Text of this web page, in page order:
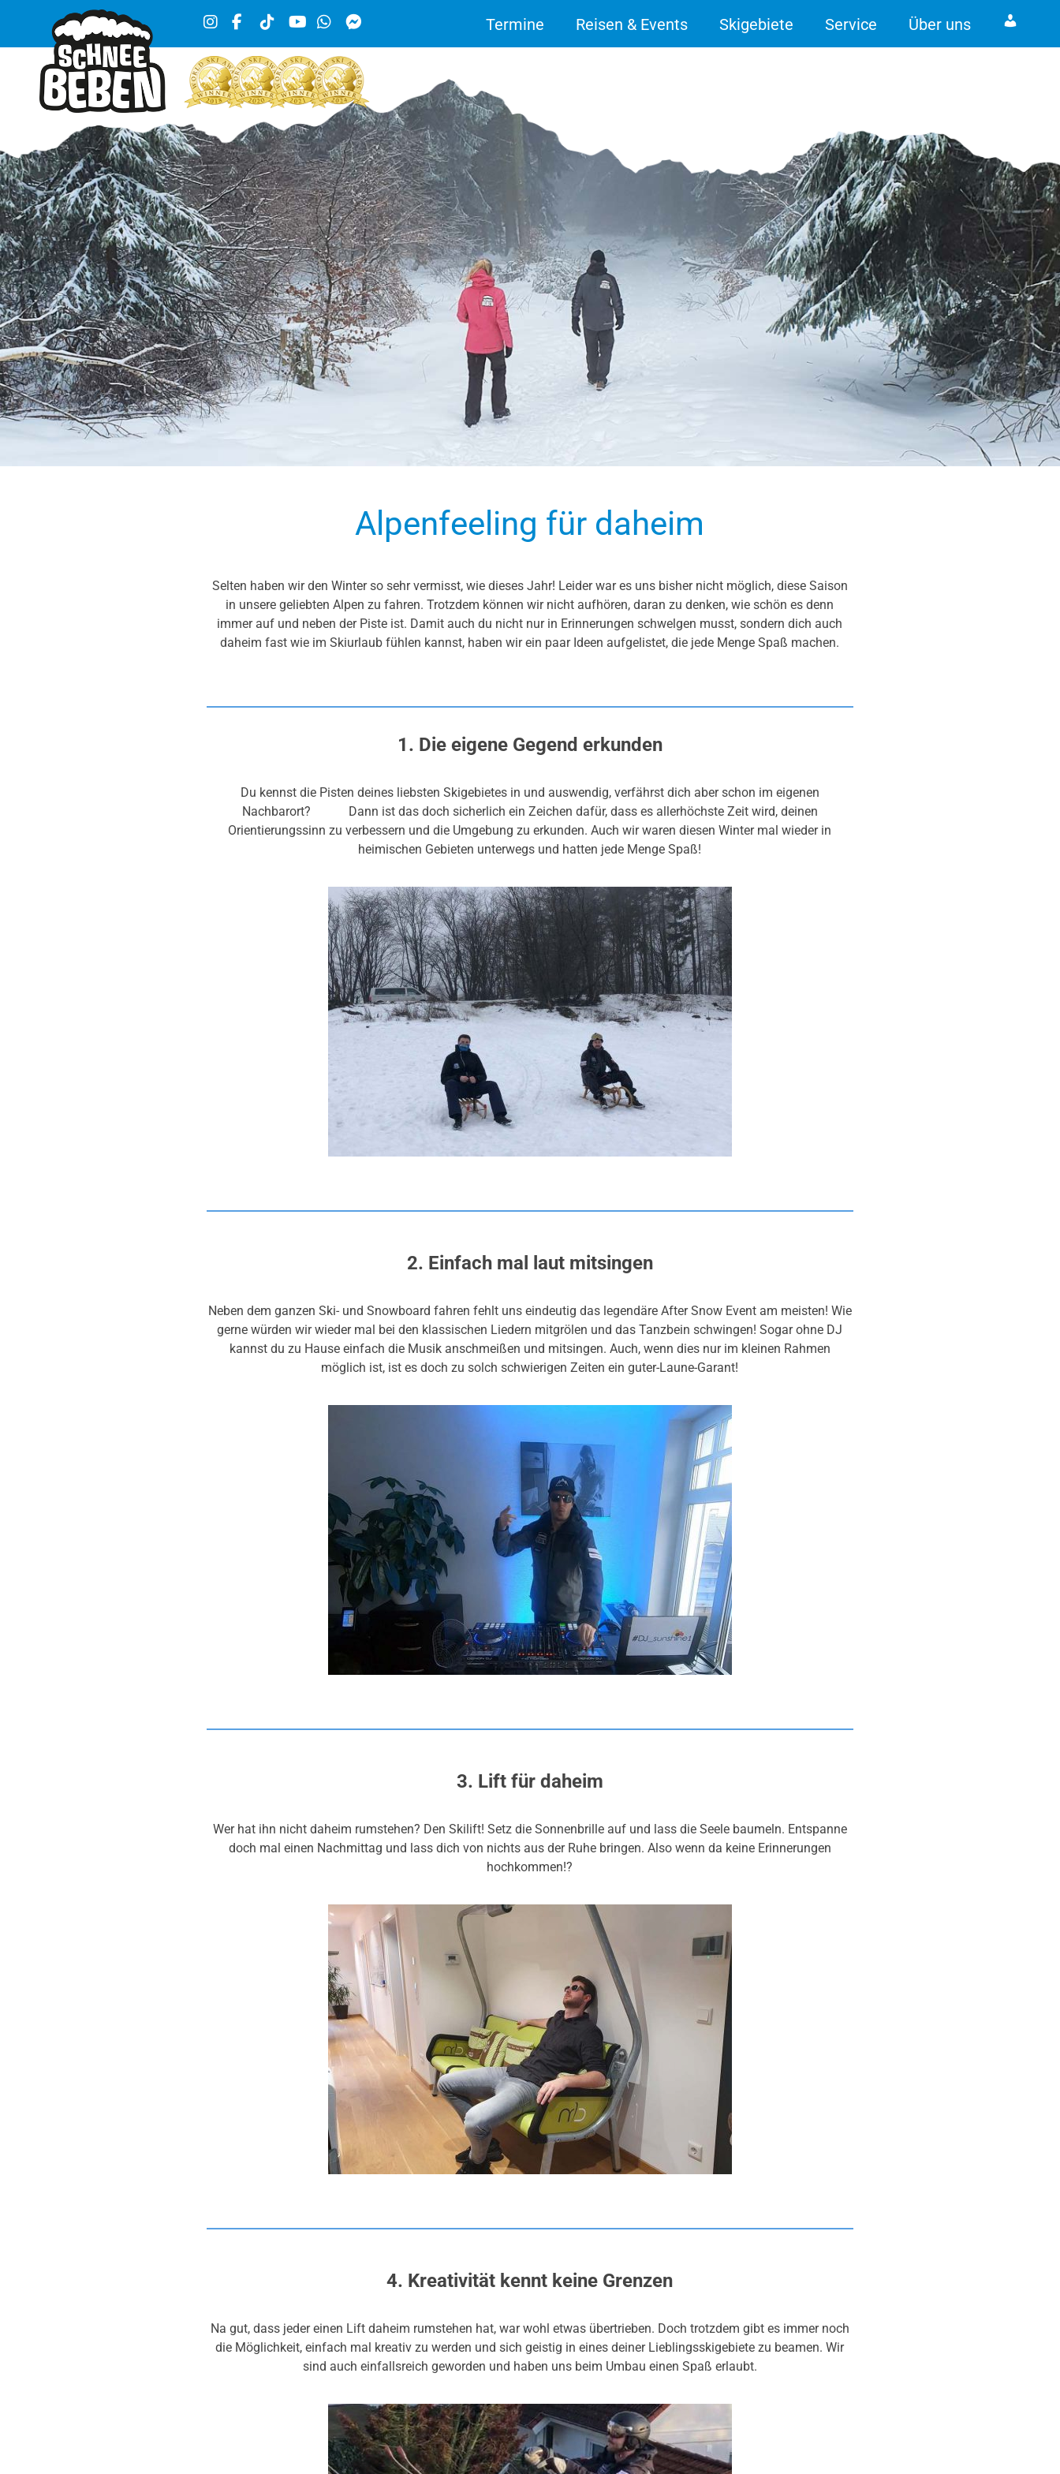
Termine Reisen & Events Skigebiete Service Über uns
Alpenfeeling für daheim
Selten haben wir den Winter so sehr vermisst, wie dieses Jahr! Leider war es uns bisher nicht möglich, diese Saison
in unsere geliebten Alpen zu fahren. Trotzdem können wir nicht aufhören, daran zu denken, wie schön es denn
immer auf und neben der Piste ist. Damit auch du nicht nur in Erinnerungen schwelgen musst, sondern dich auch
daheim fast wie im Skiurlaub fühlen kannst, haben wir ein paar Ideen aufgelistet, die jede Menge Spaß machen.
1. Die eigene Gegend erkunden
Du kennst die Pisten deines liebsten Skigebietes in und auswendig, verfährst dich aber schon im eigenen
Nachbarort? Dann ist das doch sicherlich ein Zeichen dafür, dass es allerhöchste Zeit wird, deinen
Orientierungssinn zu verbessern und die Umgebung zu erkunden. Auch wir waren diesen Winter mal wieder in
heimischen Gebieten unterwegs und hatten jede Menge Spaß!
2. Einfach mal laut mitsingen
Neben dem ganzen Ski- und Snowboard fahren fehlt uns eindeutig das legendäre After Snow Event am meisten! Wie
gerne würden wir wieder mal bei den klassischen Liedern mitgrölen und das Tanzbein schwingen! Sogar ohne DJ
kannst du zu Hause einfach die Musik anschmeißen und mitsingen. Auch, wenn dies nur im kleinen Rahmen
möglich ist, ist es doch zu solch schwierigen Zeiten ein guter-Laune-Garant!
3. Lift für daheim
Wer hat ihn nicht daheim rumstehen? Den Skilift! Setz die Sonnenbrille auf und lass die Seele baumeln. Entspanne
doch mal einen Nachmittag und lass dich von nichts aus der Ruhe bringen. Also wenn da keine Erinnerungen
hochkommen!?
4. Kreativität kennt keine Grenzen
Na gut, dass jeder einen Lift daheim rumstehen hat, war wohl etwas übertrieben. Doch trotzdem gibt es immer noch
die Möglichkeit, einfach mal kreativ zu werden und sich geistig in eines deiner Lieblingsskigebiete zu beamen. Wir
sind auch einfallsreich geworden und haben uns beim Umbau einen Spaß erlaubt.